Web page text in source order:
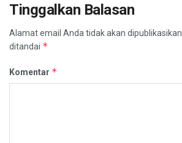
Tinggalkan Balasan
Alamat email Anda tidak akan dipublikasikan.
ditandai *
Komentar *